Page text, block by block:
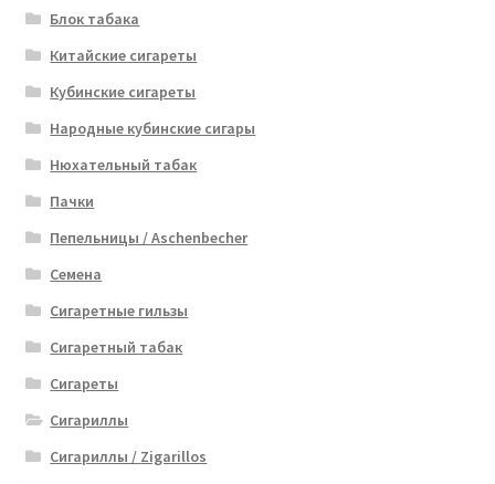
Блок табака
Китайские сигареты
Кубинские сигареты
Народные кубинские сигары
Нюхательный табак
Пачки
Пепельницы / Aschenbecher
Семена
Сигаретные гильзы
Сигаретный табак
Сигареты
Сигариллы
Сигариллы / Zigarillos